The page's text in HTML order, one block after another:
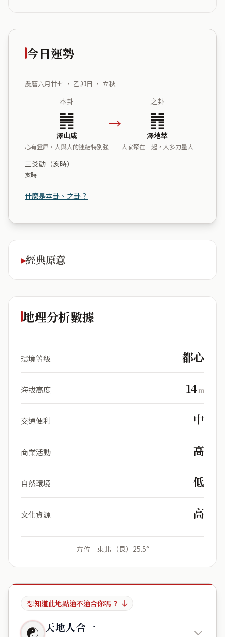
今日運勢
農曆六月廿七 ・ 乙卯日 ・ 立秋
本卦
䷞
澤山咸
心有靈犀，人與人的連結特別強
→
之卦
䷬
澤地萃
大家聚在一起，人多力量大
三爻動（亥時）
亥時
什麼是本卦、之卦？
經典原意
地理分析數據
環境等級 都心
海拔高度 14 m
交通便利 中
商業活動 高
自然環境 低
文化資源 高
方位 東北（艮）25.5°
想知道此地點適不適合你嗎？
☯ 天地人合一